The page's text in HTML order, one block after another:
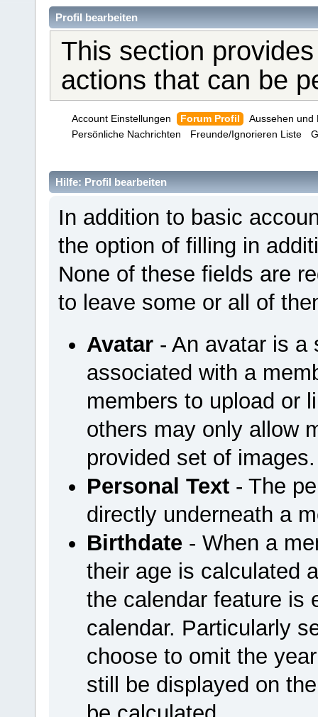
Profil bearbeiten
This section
actions that can be
Account Einstellungen Forum Profil
Aussehen und
Persönliche Nachrichten
Freunde/Ignorieren Liste
Hilfe: Profil bearbeiten
In addition to basic
the option of filling in
None of these fields are
to leave some or all of
Avatar- An avatar is a
associated with a
members to upload or
others may only allow
provided set of images.
Personal Text- The
directly underneath a
Birthdate- When a
their age is calculated
the calendar feature is
calendar. Particularly
choose to omit the
still be displayed on